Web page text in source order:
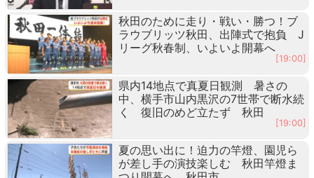
秋田のために走り・戦い・勝つ！ブ
ラウブリッツ秋田、出陣式で抱負 J
リーグ秋春制、いよいよ開幕へ
[19:00]
県内14地点で真夏日観測 暑さの
中、横手市山内黒沢の7世帯で断水続
く 復旧のめど立たず 秋田
[19:00]
夏の思い出に！迫力の竿燈、園児ら
が差し手の演技楽しむ 秋田竿燈ま